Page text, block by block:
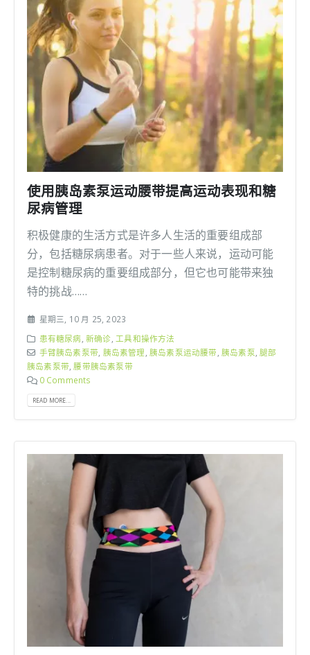
使用胰岛素泵运动腰带提高运动表现和糖
尿病管理
积极健康的生活方式是许多人生活的重要组成部
分，包括糖尿病患者。对于一些人来说，运动可能
是控制糖尿病的重要组成部分，但它也可能带来独
特的挑战……
星期三, 10 月 25, 2023
患有糖尿病 ,新确诊 工具和操作方法
手臂胰岛素泵带 胰岛素管理 胰岛素泵运动腰带 胰岛素泵 ,腿部
胰岛素泵带 ,腰带胰岛素泵带
0 Comments
READ MORE...